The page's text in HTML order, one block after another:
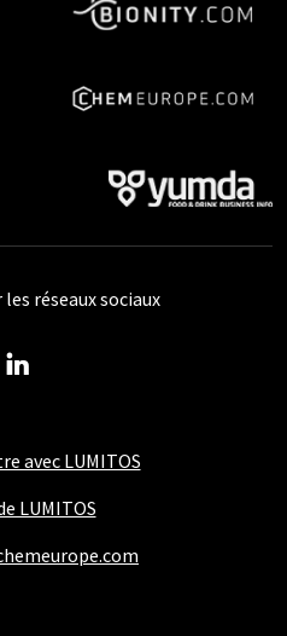
avec LUMITOS
LUMITOS
réseaux sociaux